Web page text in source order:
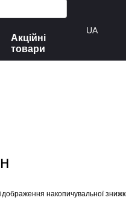
Акційні
товари
UA
накопичувальної